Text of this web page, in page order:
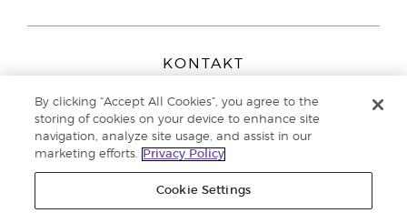
KONTAKT
Peizerweg 97
9727 AJ Groningen
Netherlands
Kundenservice:0800-296205
By clicking “Accept All Cookies”, you agree to the
storing of cookies on your device to enhance site
navigation, analyze site usage, and assist in our
marketing efforts.
Privacy Policy
Cookie Settings